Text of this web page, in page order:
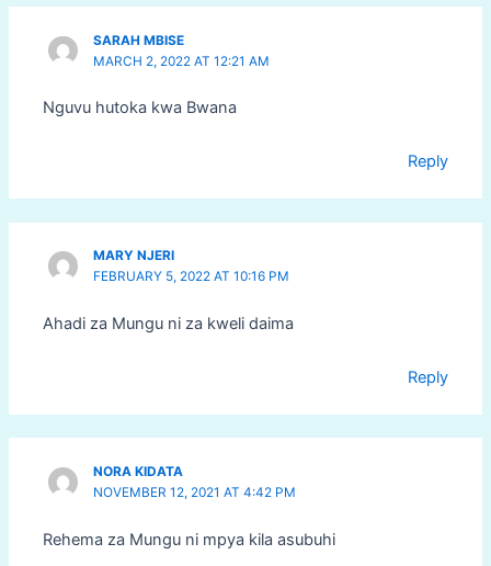
SARAH MBISE
MARCH 2, 2022 AT 12:21 AM
Nguvu hutoka kwa Bwana
Reply
MARY NJERI
FEBRUARY 5, 2022 AT 10:16 PM
Ahadi za Mungu ni za kweli daima
Reply
NORA KIDATA
NOVEMBER 12, 2021 AT 4:42 PM
Rehema za Mungu ni mpya kila asubuhi